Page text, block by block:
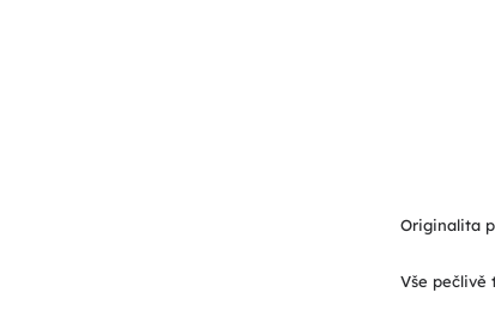
Originalita
Vše pečlivě